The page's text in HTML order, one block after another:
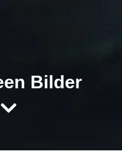
Bilder